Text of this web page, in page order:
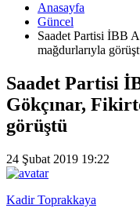
Anasayfa
Güncel
Saadet Partisi İBB
mağdurlarıyla
Saadet Partisi
Gökçınar,
görüştü
24 Şubat 2019 19:22
Kadir Toprakkaya